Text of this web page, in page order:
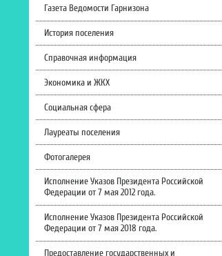
Газета Ведомости Гарнизона
История поселения
Справочная информация
Экономика и ЖКХ
Социальная сфера
Лауреаты поселения
Фотогалерея
Исполнение Указов Президента Российской
Федерации от 7 мая 2012 года.
Исполнение Указов Президента Российской
Федерации от 7 мая 2018 года.
Предоставление государственных и